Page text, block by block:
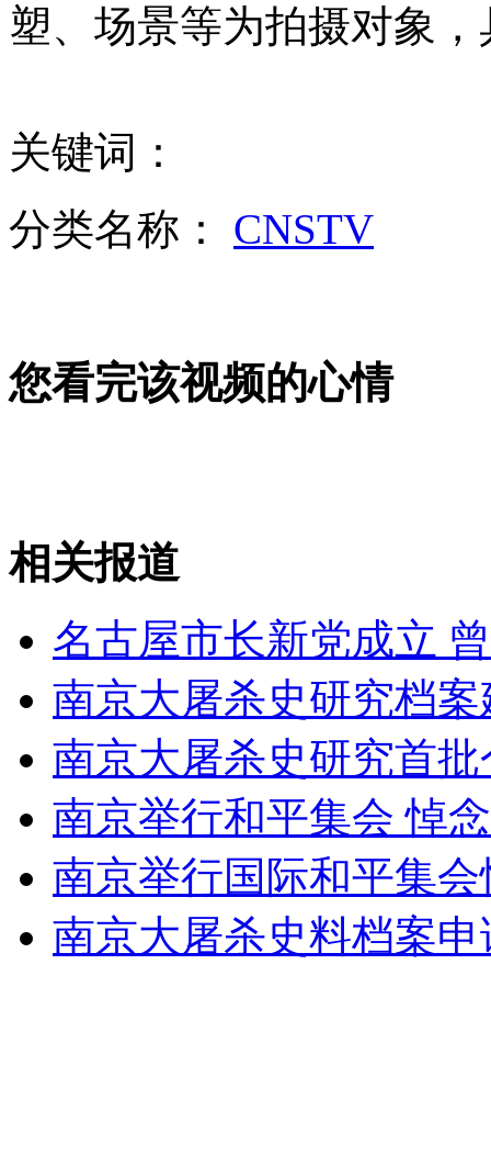
女孩北京地铁殴打老人 痛下狠手拳打脚踢
安徽一实载49人客车翻车
走！跟着总书记去植树
消防员救轻生者 花炮节热闹非凡 减压"枕头大战"
塑、场景等为拍摄对象
关键词：
分类名称： CNSTV
您看完该视频的心情
相关报道
名古屋市长新党成立
南京大屠杀史研究档
南京大屠杀史研究首
南京举行和平集会 悼
南京举行国际和平集
南京大屠杀史料档案